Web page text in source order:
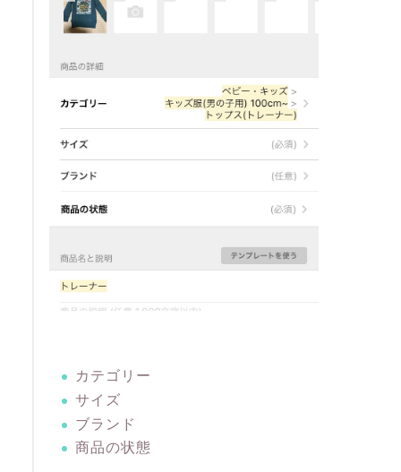
カテゴリー
サイズ
ブランド
商品の状態